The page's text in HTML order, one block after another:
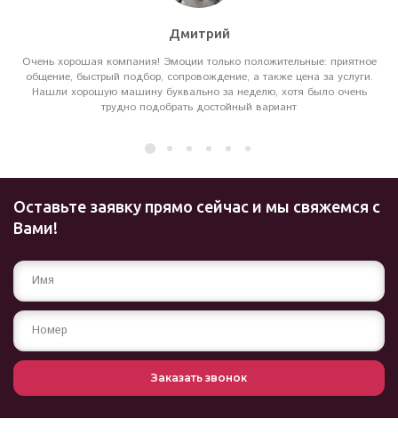
Дмитрий
Очень хорошая компания! Эмоции только положительные: приятное
общение, быстрый подбор, сопровождение, а также цена за услуги.
Нашли хорошую машину буквально за неделю, хотя было очень
трудно подобрать достойный вариант
Оставьте заявку прямо сейчас и мы свяжемся с
Вами!
Заказать звонок